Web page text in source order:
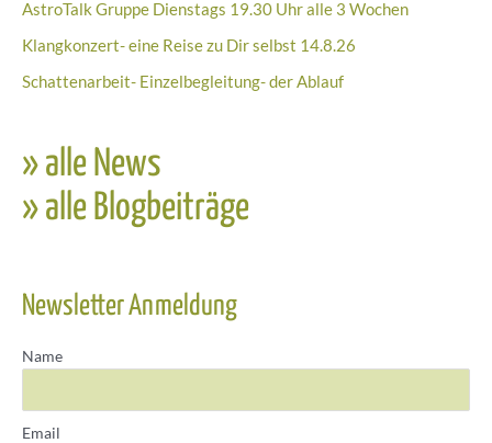
AstroTalk Gruppe Dienstags 19.30 Uhr alle 3 Wochen
Klangkonzert- eine Reise zu Dir selbst 14.8.26
Schattenarbeit- Einzelbegleitung- der Ablauf
» alle News
» alle Blogbeiträge
Newsletter Anmeldung
Name
Email